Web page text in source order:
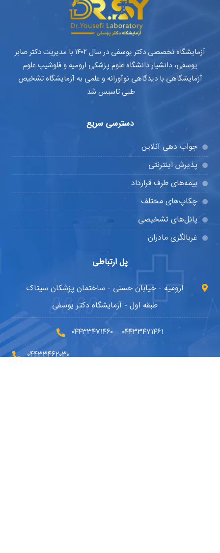
آزمایشگاه تخصصی دکتر یوسفی در سال ۱۴۰۲ با مدیریت دکتر صابر
یوسفی، دانشیار دانشگاه علوم پزشکی ارومیه و فلوشیپ علوم
آزمایشگاهی با دیدگاهی نوآورانه و علمی به آزمایشگاه تشخیص
طبی تاسیس شد.
دسترسی سریع
جواب دهی آنلاین
پذیرش اینترنتی
بیمه‌های طرف قرارداد
چکاپ‌های مختلف
پانل‌های تشخیصی
غربالگری مادران
پل ارتباطی
ارومیه - خیابان حسنی - ساختمان پزشکان سیتاک
طبقه اول - آزمایشگاه دکتر یوسفی
۰۴۴۳۳۴۷۱۴۶۰ - ۰۴۴۳۳۴۷۱۴۶۱
۰۴۴۳۳۴۶۲۰۳۰